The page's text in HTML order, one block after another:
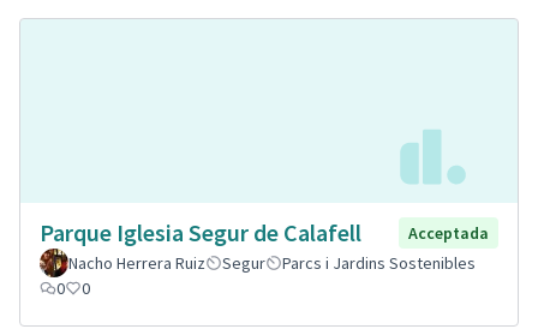
Parque Iglesia Segur de Calafell
Acceptada
Nacho Herrera Ruiz
Segur
Parcs i Jardins Sostenibles
0
0